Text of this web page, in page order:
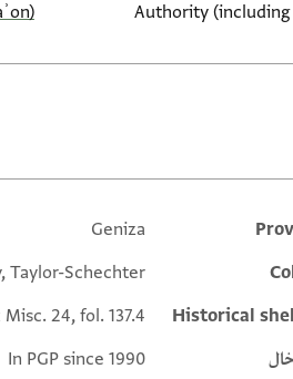
Authority (including
Additional
Geniza
Taylor-Schechter
Historical
24, fol. 137.4
In PGP since 1990